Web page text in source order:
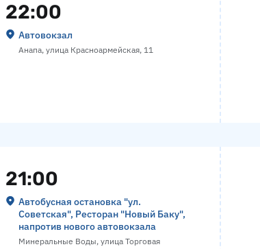
22:00
Автовокзал
Анапа, улица Красноармейская, 11
21:00
Автобусная остановка "ул.
Советская", Ресторан "Новый Баку",
напротив нового автовокзала
Минеральные Воды, улица Торговая